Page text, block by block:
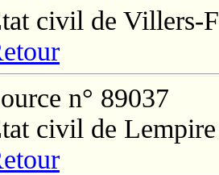
civil de Villers-
n° 89037
civil de Lempire